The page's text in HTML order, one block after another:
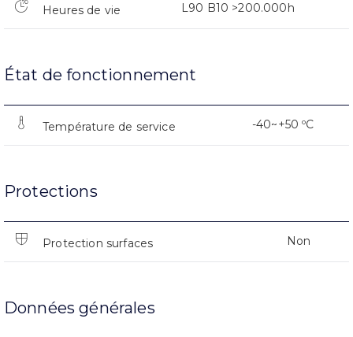
Heures de vie L90 B10 >200.000h
État de fonctionnement
Température de service -40~+50 ºC
Protections
Protection surfaces Non
Données générales